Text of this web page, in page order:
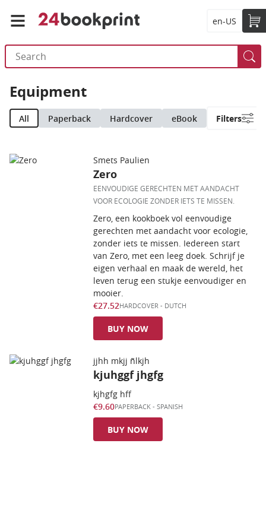
en-US
Equipment
All Paperback Hardcover eBook Filters
Smets Paulien
Zero
EENVOUDIGE GERECHTEN MET AANDACHT
VOOR ECOLOGIE ZONDER IETS TE MISSEN.
Zero, een kookboek vol eenvoudige
gerechten met aandacht voor ecologie,
zonder iets te missen. Iedereen start
van Zero, met een leeg doek. Schrijf je
eigen verhaal en maak de wereld, het
leven terug een stukje eenvoudiger en
mooier.
€27.52HARDCOVER - DUTCH
BUY NOW
jjhh mkjj ñlkjh
kjuhggf jhgfg
kjhgfg hff
€9.60PAPERBACK - SPANISH
BUY NOW